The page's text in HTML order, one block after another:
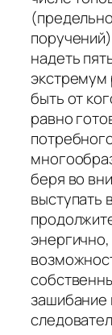
надеть
экстремум
быть от
равно
беря во
выступать
зашибание